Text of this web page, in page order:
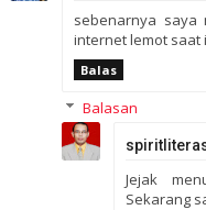
sebenarnya saya
internet lemot saat
Balas
Balasan
Jejak
Sekarang